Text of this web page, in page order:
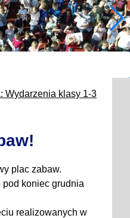
Wydarzenia klasy 1-3
plac zabaw.
koniec grudnia
realizowanych w